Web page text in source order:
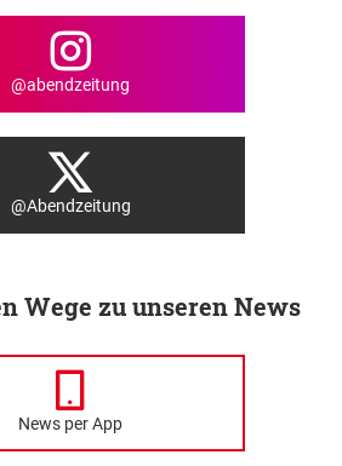
@abendzeitung
@Abendzeitung
Wege zu unseren News
News per App